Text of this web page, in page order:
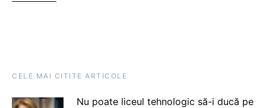
CELE MAI CITITE ARTICOLE
Nu poate liceul tehnologic să-i ducă pe